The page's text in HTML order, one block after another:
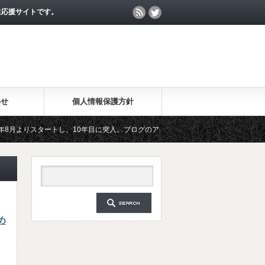
援サイトです。
個人情報保護方針
ートし、10年目に突入。ブログのアクセス数が月間25万PV、公開記事数が
料メールマガジン「勉強の集中力が10倍アップする秘訣」は、2018年6月に